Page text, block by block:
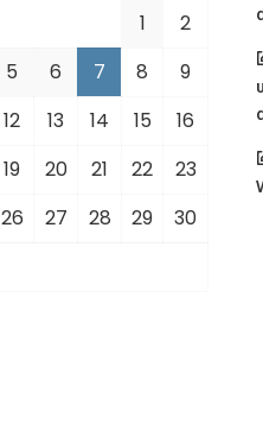
1
2
5 6 7 8
9
12 13 14 15
16
19 20 21 22
23
26 27 28 29
30